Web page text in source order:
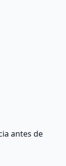
antes de